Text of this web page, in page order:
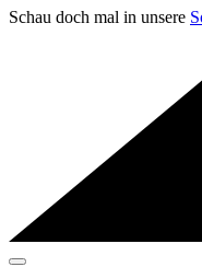
Schau doch mal in unsere